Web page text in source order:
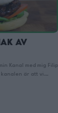
av
Kanal med mig Filip
kanalen är att vi